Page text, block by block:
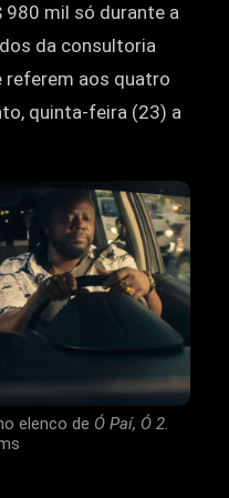
980 mil só durante a
da consultoria
referem aos quatro
quinta-feira (23) a
elenco de Ó Paí, Ó 2.